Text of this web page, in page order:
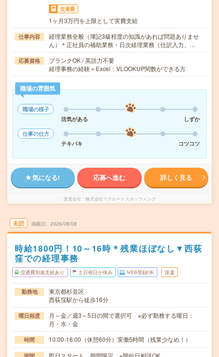
交通費
1ヶ月3万円を上限として実費支給
仕事内容
経理業務全般（簿記3級程度の知識があれば問題ありませ
ん）＊正社員の補助業務・日次経理業務（仕訳入力、…
応募資格
ブランクOK / 英語力不要
経理事務の経験＋Excel：VLOOKUP関数ができる方
職場の雰囲気
職場の様子
活気がある
しずか
仕事の仕方
テキパキ
コツコツ
気になる! 応募へ進む 詳しく見る
派遣会社 株式会社リクルートスタッフィング
未読 掲載日 2026/08/08
時給1800円！10～16時＊残業ほぼなし▼西荻
窪での経理事務
交通費別途支給あり 土日祝日が休み WEB登録OK 派遣
勤務地
東京都杉並区
西荻窪駅から徒歩16分
曜日頻度
月～金／週3～5日の間で選択可 ※必ず勤務する曜日：
月・水・金
時間 10:00-16:00（休憩60分）実働5時間（残業少なめ！）
即日スタート、期間限定 ※開始日相談OK